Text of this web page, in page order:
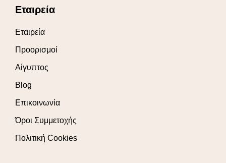
Εταιρεία
Εταιρεία
Προορισμοί
Αίγυπτος
Blog
Επικοινωνία
Όροι Συμμετοχής
Πολιτική Cookies